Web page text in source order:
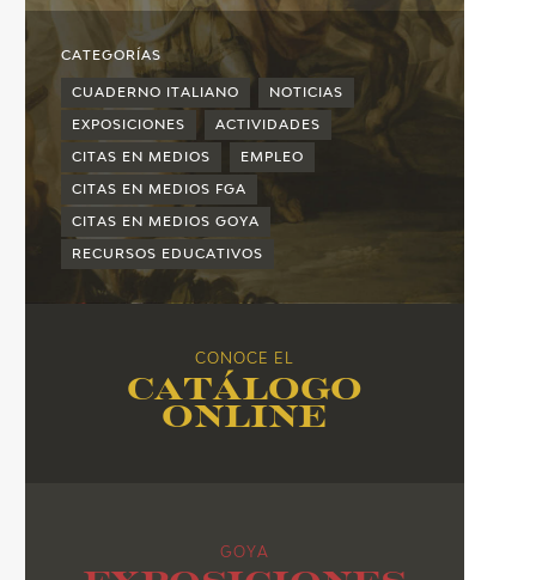
2018
2017
2016
2015
2014
2013
2012
2011
2010
CATEGORÍAS
CUADERNO ITALIANO NOTICIAS
EXPOSICIONES ACTIVIDADES
CITAS EN MEDIOS EMPLEO
CITAS EN MEDIOS FGA
CITAS EN MEDIOS GOYA
RECURSOS EDUCATIVOS
CONOCE EL
Catálogo
online
GOYA